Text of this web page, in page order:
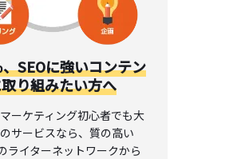
SEOに強いコンテン
り組みたい方へ
ーケティング初心者でも大
サービスなら、質の高い
ライターネットワークから